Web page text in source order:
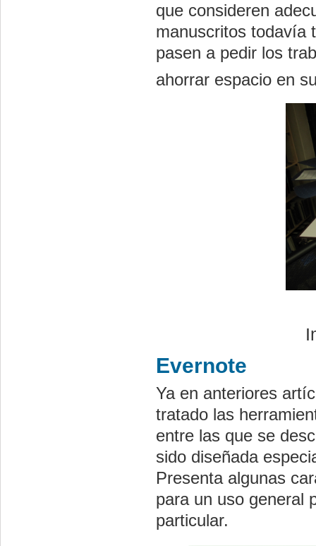
que consideren
manuscritos todavía
pasen a pedir los
ahorrar espacio en
Evernote
Ya en anteriores
tratado las
entre las que se
sido diseñada
Presenta algunas
para un uso general
particular.